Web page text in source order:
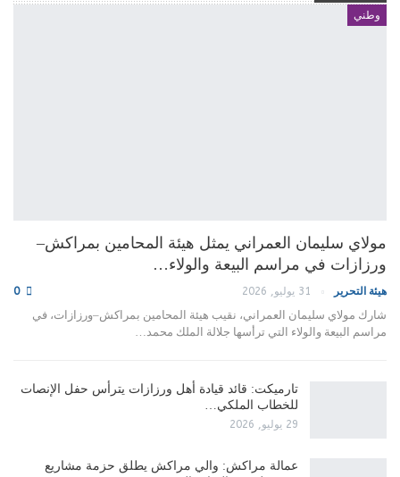
وطني
مولاي سليمان العمراني يمثل هيئة المحامين بمراكش–
ورزازات في مراسم البيعة والولاء…
هيئة التحرير 31 يوليو, 2026 0
شارك مولاي سليمان العمراني، نقيب هيئة المحامين بمراكش–ورزازات، في
مراسم البيعة والولاء التي ترأسها جلالة الملك محمد…
تارميكت: قائد قيادة أهل ورزازات يترأس حفل الإنصات
للخطاب الملكي…
29 يوليو, 2026
عمالة مراكش: والي مراكش يطلق حزمة مشاريع